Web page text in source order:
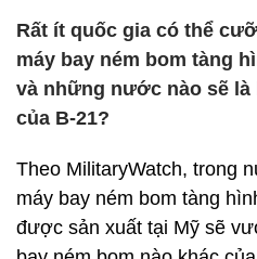
Rất ít quốc gia có thể
máy bay ném bom tàng
và những nước nào sẽ là
của B-21?
Theo MilitaryWatch, trong
máy bay ném bom tàng
được sản xuất tại Mỹ sẽ